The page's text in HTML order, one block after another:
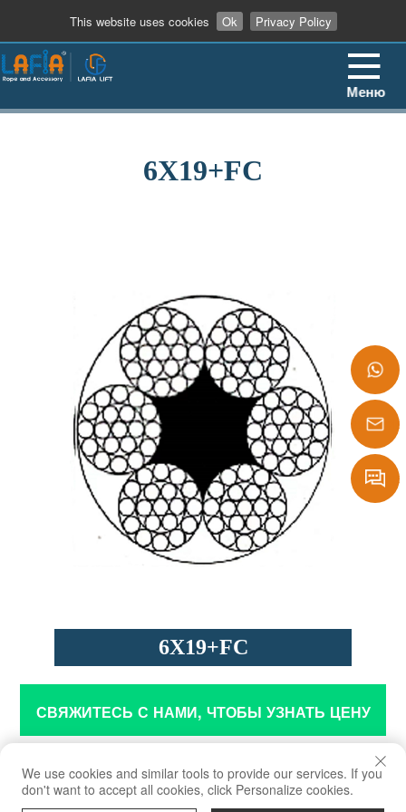
This website uses cookies Ok Privacy Policy
+86
Message
+86 13862909906
Меню
6X19+FC
6X19+FC
СВЯЖИТЕСЬ С НАМИ, ЧТОБЫ УЗНАТЬ ЦЕНУ
Используется для важных машин и аппаратов
We use cookies and similar tools to provide our services. If you
don't want to accept all cookies, click Personalize cookies.